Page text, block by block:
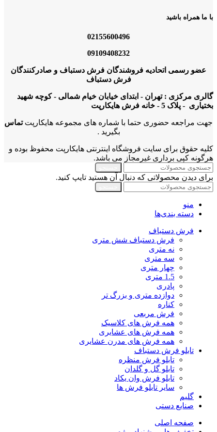
با ما همراه باشید
02155600496
09109408232
عضو رسمی اتحادیه فروشندگان فرش دستباف و صادرکنندگان
فرش دستباف
گالری مرکزی : تهران - ابتدای خیابان خیام شمالی - کوچه شهید
بختیاری - پلاک 5 - خانه فرش هایکارپت
جهت مراجعه حضوری حتما با شماره های مجموعه هایکارپتتماس
بگیرید .
کلیه حقوق برای سایت فروشگاه اینترنتی هایکارپت محفوظ بوده و
هرگونه کپی برداری غیرمجاز می باشد.
برای دیدن محصولاتی که دنبال آن هستید تایپ کنید.
منو
دسته بندی‌ها
فرش دستباف
فرش دستباف شش متری
نه متری
سه متری
چهار متری
1.5 متری
پادری
دوازده متری و بزرگ تر
کناره
فرش مربعی
همه فرش های کلاسیک
همه فرش های عشایری
همه فرش های مدرن عشایری
تابلو فرش دستباف
تابلو فرش منظره
تابلو گل و گلدان
تابلو فرش وان یکاد
سایر تابلو فرش ها
گلیم
صنایع دستی
صفحه اصلی